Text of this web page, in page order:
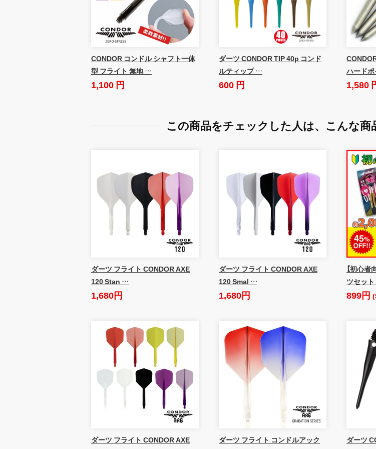
CONDOR コンドル シャフト一体
型 フライト 無地 …
1,100 円
ダーツ CONDOR TIP 40p コンド
ルティップ …
600 円
ハード
1,580
この商品をチェックした人は、 こんな商
ダーツ フライト CONDOR AXE
120 Stan …
1,680円
ダーツ フライト CONDOR AXE
120 Smal …
1,680円
【初心者
ツセッ
899円
ダーツ フライト CONDOR AXE
ダーツ フライト コンドルアック
ダーツ